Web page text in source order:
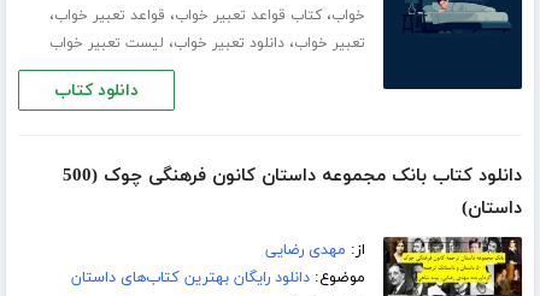
خواب،کتاب قواعد تعبیر خواب، قواعد تعبیر خواب،
تعبیر خواب،دانلود تعبیر خواب، لیست تعبیر خواب
دانلود کتاب
دانلود کتاب بانک مجموعه داستان کانون فرهنگی چوک (500
داستان)
از: مهدی رضایی
موضوع:دانلود رایگان بهترین کتاب‌های داستان